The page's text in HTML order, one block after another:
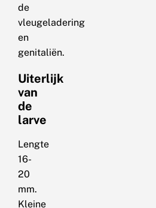
de
vleugeladering
en
genitaliën.
Uiterlijk
van
de
larve
Lengte
16-
20
mm.
Kleine